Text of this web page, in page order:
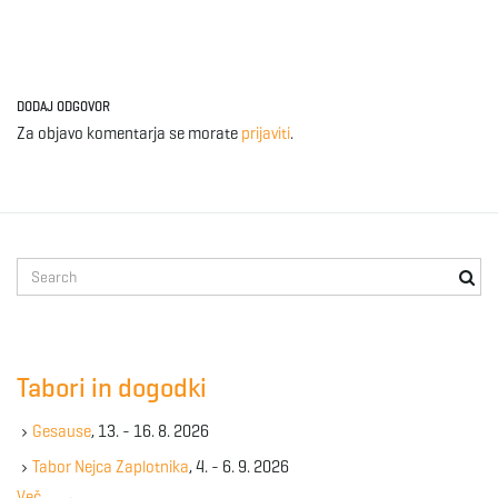
DODAJ ODGOVOR
Za objavo komentarja se morate prijaviti.
e
e
y
w
Tabori in dogodki
Gesause, 13. - 16. 8. 2026
Tabor Nejca Zaplotnika, 4. - 6. 9. 2026